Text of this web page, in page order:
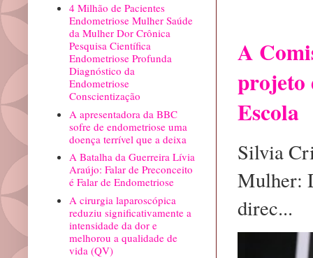
A
projeto
Escola
Silvia
Mulher:
direc...
4 Milhão de Pacientes
Endometriose Mulher Saúde
da Mulher Dor Crônica
Pesquisa Científica
Endometriose Profunda
Diagnóstico da
Endometriose
Conscientização
A apresentadora da BBC
sofre de endometriose uma
doença terrível que a deixa
A Batalha da Guerreira Lívia
Araújo: Falar de Preconceito
é Falar de Endometriose
A cirurgia laparoscópica
reduziu significativamente a
intensidade da dor e
melhorou a qualidade de
vida (QV)